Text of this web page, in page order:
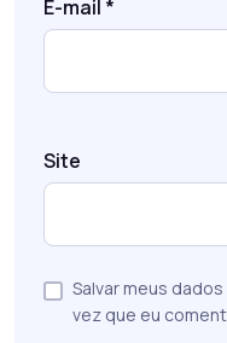
E-mail *
Site
Salvar meus
vez que eu